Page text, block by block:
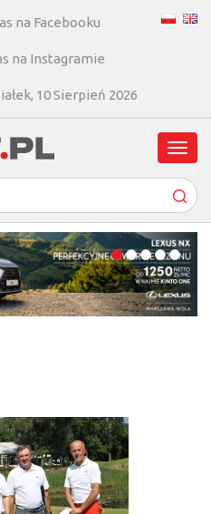
na Facebooku
na Instagramie
10 Sierpień 2026